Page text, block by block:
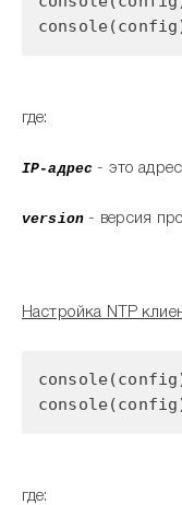
где:
IP-адрес - это
version - версия
Настройка NTP
где: